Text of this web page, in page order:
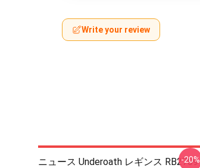
Write your review
ニュース Underoath レギンス RB2709
-20%